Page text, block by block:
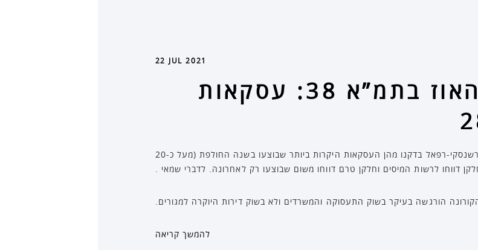
22 JUL 2021
מיליון שקל על פנטהאוז בתמ”א 38: עסקאות
בעזרת חברת madlan ומשרד שמאי המקרקעין קמיל-טרשנסקי-רפאל בדקנו מהן העסקאות היקרות ביותר שבוצעו בשנה החולפת (מעל כ-20
דווחו לרשות המיסים וחלקן טרם דווחו משום שבוצעו רק לאחרונה. לדברי שמאי .
הורגשה בעיקר בשוק התעסוקה והמשרדים ולא בשוק דירות היוקרה למגורים.
להמשך קריאה